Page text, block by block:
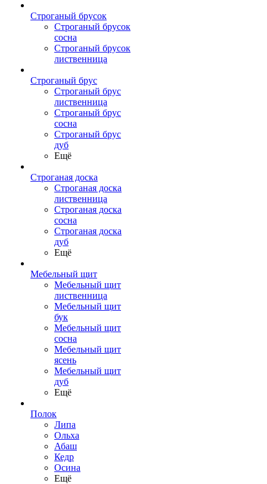
Строганый брусок
Строганый брусок
сосна
Строганый брусок
лиственница
Строганый брус
Строганый брус
лиственница
Строганый брус
сосна
Строганый брус
дуб
Ещё
Строганая доска
Строганая доска
лиственница
Строганая доска
сосна
Строганая доска
дуб
Ещё
Мебельный щит
Мебельный щит
лиственница
Мебельный щит
бук
Мебельный щит
сосна
Мебельный щит
ясень
Мебельный щит
дуб
Ещё
Полок
Липа
Ольха
Абаш
Кедр
Осина
Ещё